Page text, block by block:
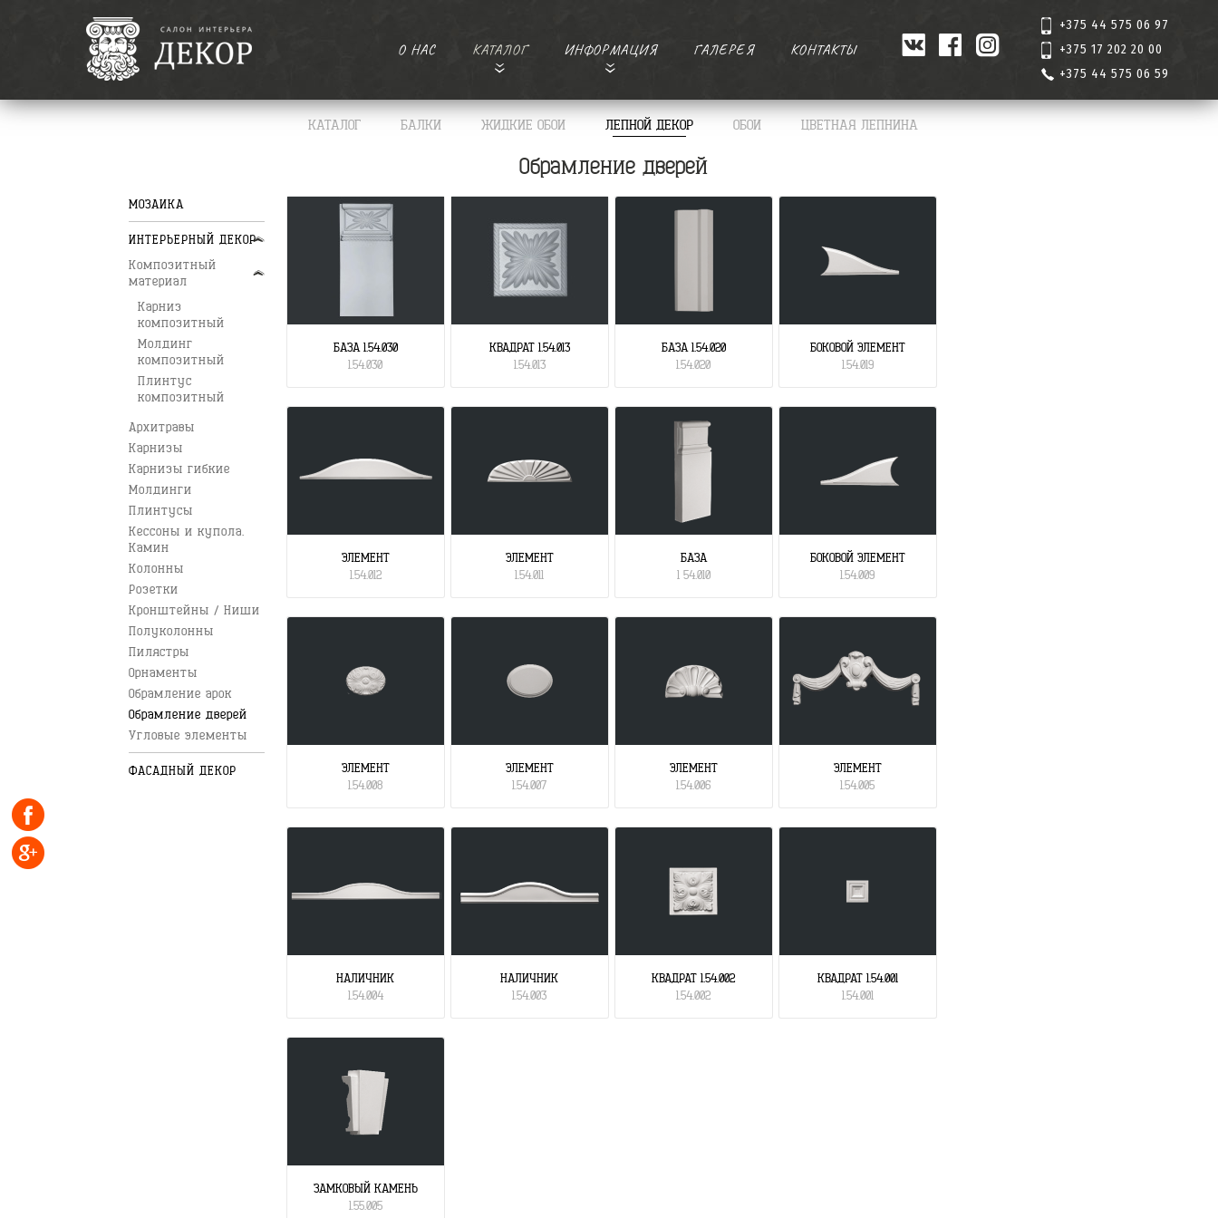
О НАС КАТАЛОГ ИНФОРМАЦИЯ ГАЛЕРЕЯ КОНТАКТЫ
+375 44 575 06 97
+375 17 202 20 00
+375 44 575 06 59
КАТАЛОГ БАЛКИ ЖИДКИЕ ОБОИ ЛЕПНОЙ ДЕКОР ОБОИ ЦВЕТНАЯ ЛЕПНИНА
МОЗАИКА
ИНТЕРЬЕРНЫЙ ДЕКОР
Композитный
материал
Карниз
композитный
Молдинг
композитный
Плинтус
композитный
Архитравы
Карнизы
Карнизы гибкие
Молдинги
Плинтусы
Кессоны и купола.
Камин
Колонны
Розетки
Кронштейны / Ниши
Полуколонны
Пилястры
Орнаменты
Обрамление арок
Обрамление дверей
Угловые элементы
ФАСАДНЫЙ ДЕКОР
Обрамление дверей
БАЗА 1.54.030
1.54.030
КВАДРАТ 1.54.013
1.54.013
БАЗА 1.54.020
1.54.020
БОКОВОЙ ЭЛЕМЕНТ
1.54.019
ЭЛЕМЕНТ
1.54.012
ЭЛЕМЕНТ
1.54.011
БАЗА
1 54.010
БОКОВОЙ ЭЛЕМЕНТ
1.54.009
ЭЛЕМЕНТ
1.54.008
ЭЛЕМЕНТ
1.54.007
ЭЛЕМЕНТ
1.54.006
ЭЛЕМЕНТ
1.54.005
НАЛИЧНИК
1.54.004
НАЛИЧНИК
1.54.003
КВАДРАТ 1.54.002
1.54.002
КВАДРАТ 1.54.001
1.54.001
ЗАМКОВЫЙ КАМЕНЬ
1.55.005